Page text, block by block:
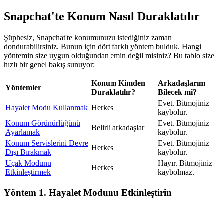
Snapchat'te Konum Nasıl Duraklatılır
Şüphesiz, Snapchat'te konumunuzu istediğiniz zaman
dondurabilirsiniz. Bunun için dört farklı yöntem bulduk. Hangi
yöntemin size uygun olduğundan emin değil misiniz? Bu tablo size
hızlı bir genel bakış sunuyor:
Yöntemler
Konum Kimden
Duraklatılır?
Arkadaşlarım
Bilecek mi?
Hayalet Modu Kullanmak Herkes
Evet. Bitmojiniz
kaybolur.
Konum Görünürlüğünü
Ayarlamak
Belirli arkadaşlar
Evet. Bitmojiniz
kaybolur.
Konum Servislerini Devre
Dışı Bırakmak
Herkes
Evet. Bitmojiniz
kaybolur.
Uçak Modunu
Etkinleştirmek
Herkes
Hayır. Bitmojiniz
kaybolmaz.
Yöntem 1. Hayalet Modunu Etkinleştirin